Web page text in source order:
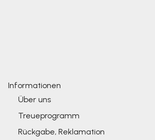
Informationen
Über uns
Treueprogramm
Rückgabe, Reklamation